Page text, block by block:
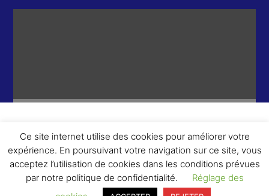
© 2026- Une collaboration 2 ème Round et Yellowpoly. Tous droits
réservés.
Ce site internet utilise des cookies pour améliorer votre
expérience. En poursuivant votre navigation sur ce site, vous
acceptez l’utilisation de cookies dans les conditions prévues
par notre politique de confidentialité.
Réglage des